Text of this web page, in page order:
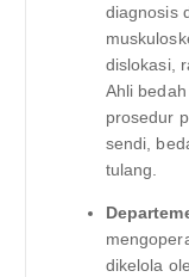
diagnosis
dislokasi,
Ahli
prosedur
sendi,
tulang.
dikelola